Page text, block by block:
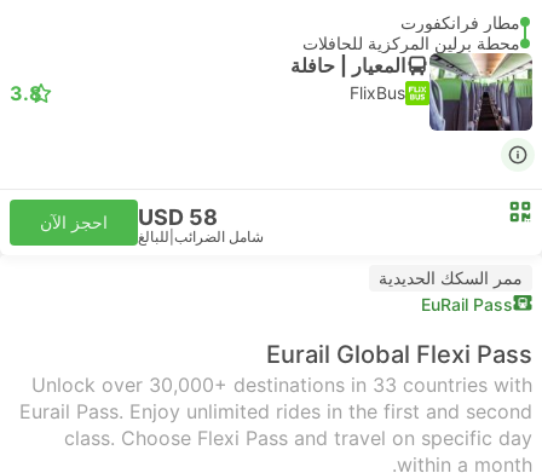
مطار فرانكفورت
محطة برلين المركزية للحافلات
المعيار | حافلة
FlixBus
3.8
USD 58
شامل الضرائب للبالغ
احجز الآن
ممر السكك الحديدية
EuRail Pass
Eurail Global Flexi Pass
Unlock over 30,000+ destinations in 33 countries with
Eurail Pass. Enjoy unlimited rides in the first and second
class. Choose Flexi Pass and travel on specific day
within a month.